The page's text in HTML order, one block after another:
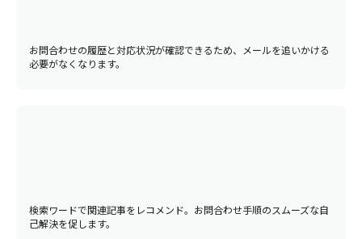
お問合わせの履歴と対応状況が確認できるため、メールを追いかける
必要がなくなります。
検索ワードで関連記事をレコメンド。お問合わせ手順のスムーズな自
己解決を促します。